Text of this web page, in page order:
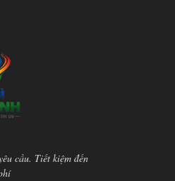
cầu. Tiết kiệm đến